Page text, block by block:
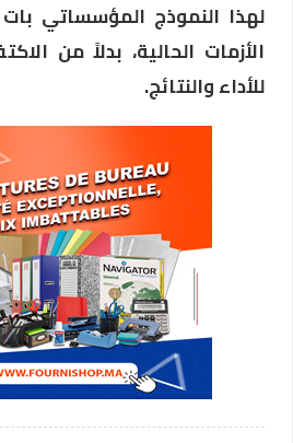
لهذا النموذج المؤسساتي
الأزمات الحالية، بدلاً من
للأداء والنتائج.